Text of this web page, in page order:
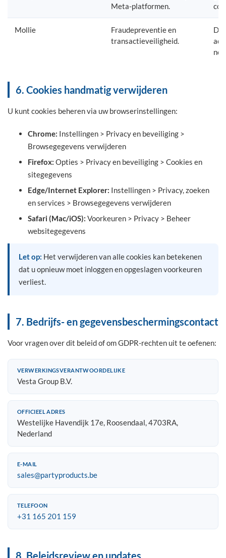
Meta-platformen.
Mollie
Fraudepreventie en
transactieveiligheid.
6. Cookies handmatig verwijderen
U kunt cookies beheren via uw browserinstellingen:
Chrome: Instellingen > Privacy en beveiliging >
Browsegegevens verwijderen
Firefox: Opties > Privacy en beveiliging > Cookies en
sitegegevens
Edge/Internet Explorer: Instellingen > Privacy, zoeken
en services > Browsegegevens verwijderen
Safari (Mac/iOS): Voorkeuren > Privacy > Beheer
websitegegevens
Let op: Het verwijderen van alle cookies kan betekenen
dat u opnieuw moet inloggen en opgeslagen voorkeuren
verliest.
7. Bedrijfs- en gegevensbeschermingscontact
Voor vragen over dit beleid of om GDPR-rechten uit te oefenen:
VERWERKINGSVERANTWOORDELIJKE
Vesta Group B.V.
OFFICIEEL ADRES
Westelijke Havendijk 17e, Roosendaal, 4703RA,
Nederland
E-MAIL
sales@partyproducts.be
TELEFOON
+31 165 201 159
8. Beleidsreview en updates